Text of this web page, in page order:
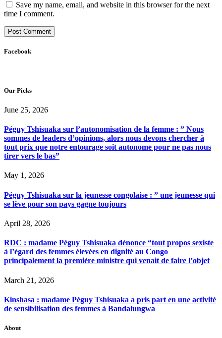
Save my name, email, and website in this browser for the next
time I comment.
Facebook
Our Picks
June 25, 2026
Péguy Tshisuaka sur l’autonomisation de la femme : ” Nous
sommes de leaders d’opinions, alors nous devons chercher à
tout prix que notre entourage soit autonome pour ne pas nous
tirer vers le bas”
May 1, 2026
Péguy Tshisuaka sur la jeunesse congolaise : ” une jeunesse qui
se lève pour son pays gagne toujours
April 28, 2026
RDC : madame Péguy Tshisuaka dénonce “tout propos sexiste
à l’égard des femmes élevées en dignité au Congo
principalement la première ministre qui venait de faire l’objet
March 21, 2026
Kinshasa : madame Péguy Tshisuaka a pris part en une activité
de sensibilisation des femmes à Bandalungwa
About